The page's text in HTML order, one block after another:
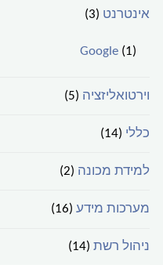
אינטרנט (3)
Google(1)
וירטואליזציה (5)
כללי (14)
למידת מכונה (2)
מערכות מידע (16)
ניהול רשת (14)